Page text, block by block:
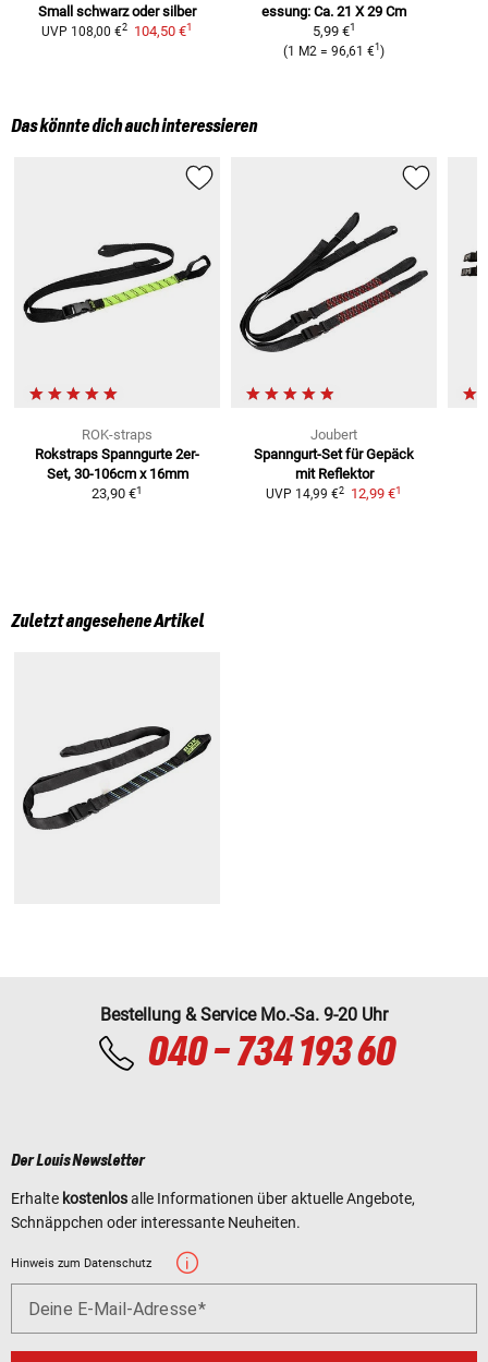
Small schwarz oder silber
UVP 108,00 €2 104,50 €1
essung: Ca. 21 X 29 Cm
5,99 €1
(1 M2 =96,61 €1)
Das könnte dich auch interessieren
ROK-straps
Rokstraps Spanngurte 2er-
Set, 30-106cm x 16mm
23,90 €1
Joubert
Spanngurt-Set für Gepäck
mit Reflektor
UVP 14,99 €2 12,99 €1
Zuletzt angesehene Artikel
Bestellung & Service Mo.-Sa. 9-20 Uhr
040 - 734 193 60
Der Louis Newsletter
Erhalte kostenlosalle Informationen über aktuelle Angebote,
Schnäppchen oder interessante Neuheiten.
Hinweis zum Datenschutz
Deine E-Mail-Adresse